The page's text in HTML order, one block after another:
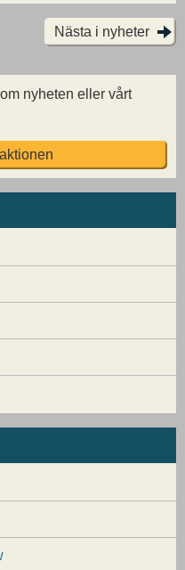
Nästa i nyheter
nyheten eller vårt